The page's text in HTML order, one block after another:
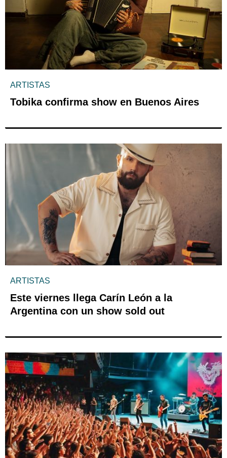
ARTISTAS
Tobika confirma show en Buenos Aires
ARTISTAS
Este viernes llega Carín León a la
Argentina con un show sold out